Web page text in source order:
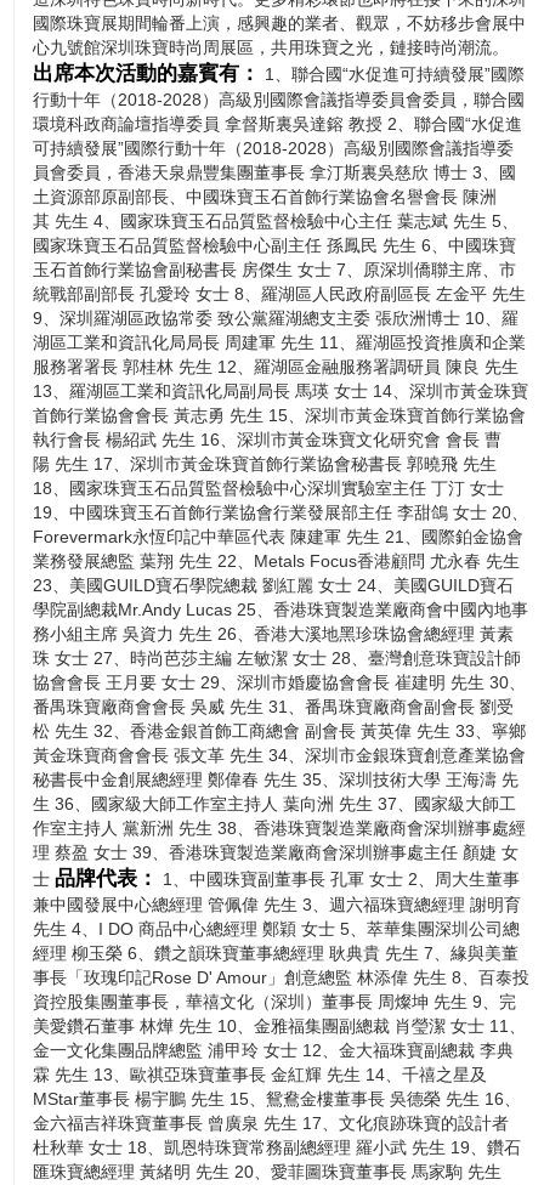
國際珠寶展期間輪番上演，感興趣的業者、觀眾，不妨移步會展中
心九號館深圳珠寶時尚周展區，共用珠寶之光，鏈接時尚潮流。
出席本次活動的嘉賓有：
1、聯合國“水促進可持續發展”國際
行動十年（2018-2028）高級別國際會議指導委員會委員，聯合國
環境科政商論壇指導委員 拿督斯裏吳達鎔 教授 2、聯合國“水促進
可持續發展”國際行動十年（2018-2028）高級別國際會議指導委
員會委員，香港天泉鼎豐集團董事長 拿汀斯裏吳慈欣 博士 3、國
土資源部原副部長、中國珠寶玉石首飾行業協會名譽會長 陳洲
其 先生 4、國家珠寶玉石品質監督檢驗中心主任 葉志斌 先生 5、
國家珠寶玉石品質監督檢驗中心副主任 孫鳳民 先生 6、中國珠寶
玉石首飾行業協會副秘書長 房傑生 女士 7、原深圳僑聯主席、市
統戰部副部長 孔愛玲 女士 8、羅湖區人民政府副區長 左金平 先生
9、深圳羅湖區政協常委 致公黨羅湖總支主委 張欣洲博士 10、羅
湖區工業和資訊化局局長 周建軍 先生 11、羅湖區投資推廣和企業
服務署署長 郭桂林 先生 12、羅湖區金融服務署調研員 陳良 先生
13、羅湖區工業和資訊化局副局長 馬瑛 女士 14、深圳市黃金珠寶
首飾行業協會會長 黃志勇 先生 15、深圳市黃金珠寶首飾行業協會
執行會長 楊紹武 先生 16、深圳市黃金珠寶文化研究會 會長 曹
陽 先生 17、深圳市黃金珠寶首飾行業協會秘書長 郭曉飛 先生
18、國家珠寶玉石品質監督檢驗中心深圳實驗室主任 丁汀 女士
19、中國珠寶玉石首飾行業協會行業發展部主任 李甜鴿 女士 20、
Forevermark永恆印記中華區代表 陳建軍 先生 21、國際鉑金協會
業務發展總監 葉翔 先生 22、Metals Focus香港顧問 尤永春 先生
23、美國GUILD寶石學院總裁 劉紅麗 女士 24、美國GUILD寶石
學院副總裁Mr.Andy Lucas 25、香港珠寶製造業廠商會中國內地事
務小組主席 吳資力 先生 26、香港大溪地黑珍珠協會總經理 黃素
珠 女士 27、時尚芭莎主編 左敏潔 女士 28、臺灣創意珠寶設計師
協會會長 王月要 女士 29、深圳市婚慶協會會長 崔建明 先生 30、
番禺珠寶廠商會會長 吳威 先生 31、番禺珠寶廠商會副會長 劉受
松 先生 32、香港金銀首飾工商總會 副會長 黃英偉 先生 33、寧鄉
黃金珠寶商會會長 張文革 先生 34、深圳市金銀珠寶創意產業協會
秘書長中金創展總經理 鄭偉春 先生 35、深圳技術大學 王海濤 先
生 36、國家級大師工作室主持人 葉向洲 先生 37、國家級大師工
作室主持人 黨新洲 先生 38、香港珠寶製造業廠商會深圳辦事處經
理 蔡盈 女士 39、香港珠寶製造業廠商會深圳辦事處主任 顏婕 女
士品牌代表：
1、中國珠寶副董事長 孔軍 女士 2、周大生董事
兼中國發展中心總經理 管佩偉 先生 3、週六福珠寶總經理 謝明育
先生 4、I DO 商品中心總經理 鄭穎 女士 5、萃華集團深圳公司總
經理 柳玉榮 6、鑽之韻珠寶董事總經理 耿典貴 先生 7、緣與美董
事長「玫瑰印記Rose D' Amour」創意總監 林添偉 先生 8、百泰投
資控股集團董事長，華禧文化（深圳）董事長 周燦坤 先生 9、完
美愛鑽石董事 林燁 先生 10、金雅福集團副總裁 肖瑩潔 女士 11、
金一文化集團品牌總監 浦甲玲 女士 12、金大福珠寶副總裁 李典
霖 先生 13、歐祺亞珠寶董事長 金紅輝 先生 14、千禧之星及
MStar董事長 楊宇鵬 先生 15、鴛鴦金樓董事長 吳德榮 先生 16、
金六福吉祥珠寶董事長 曾廣泉 先生 17、文化痕跡珠寶的設計者
杜秋華 女士 18、凱恩特珠寶常務副總經理 羅小武 先生 19、鑽石
匯珠寶總經理 黃緒明 先生 20、愛菲圖珠寶董事長 馬家駒 先生